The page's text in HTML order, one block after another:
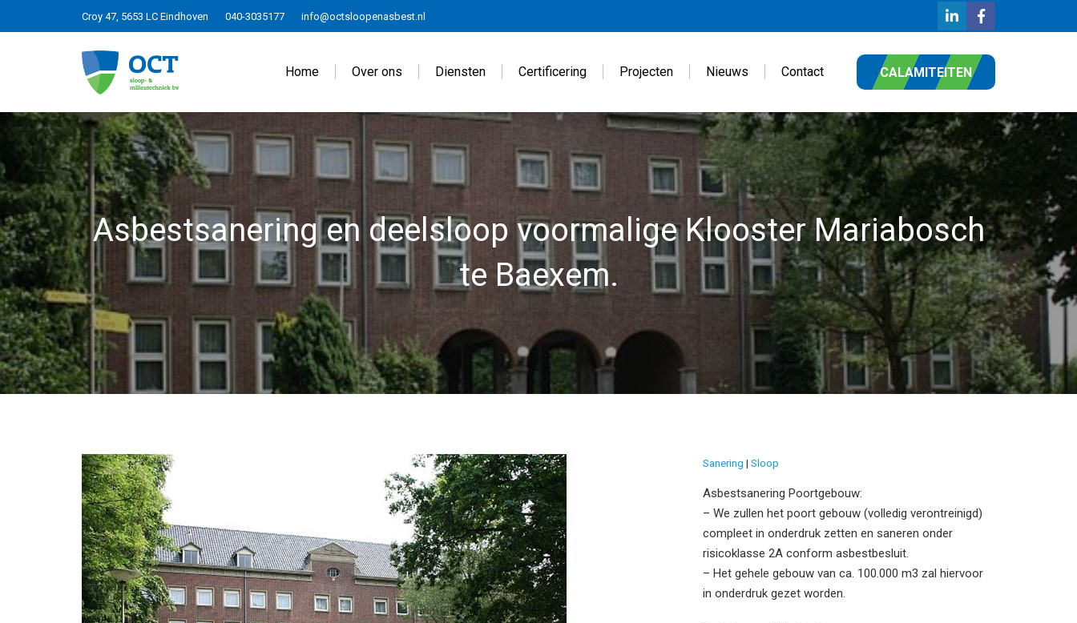
Croy 47, 5653 LC Eindhoven 040-3035177 info@octsloopenasbest.nl
Home Over ons Diensten Certificering Projecten Nieuws Contact CALAMITEITEN
Asbestsanering en deelsloop voormalige Klooster Mariabosch
te Baexem.
Sanering Sloop
Asbestsanering Poortgebouw:
– We zullen het poort gebouw (volledig verontreinigd)
compleet in onderdruk zetten en saneren onder
risicoklasse 2A conform asbestbesluit.
– Het gehele gebouw van ca. 100.000 m3 zal hiervoor
in onderdruk gezet worden.